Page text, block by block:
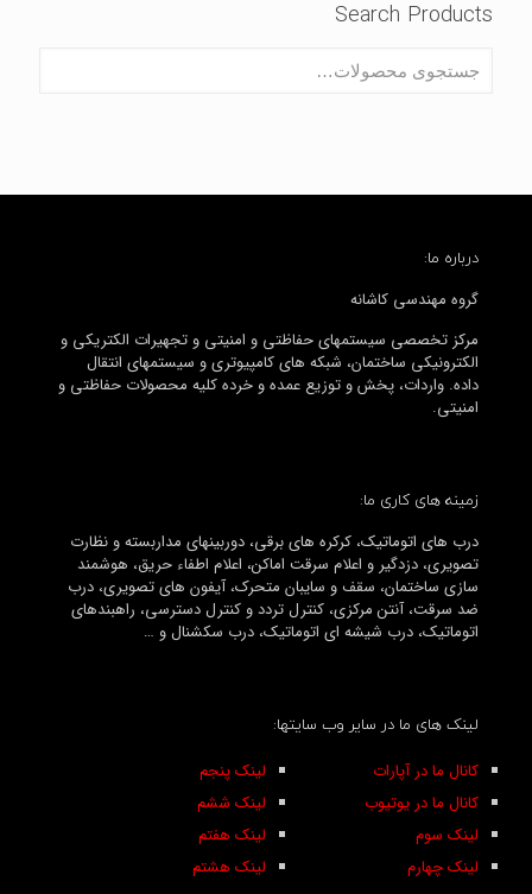
Search Products
درباره ما:
گروه مهندسی کاشانه
مرکز تخصصی سیستمهای حفاظتی و امنیتی و تجهیرات الکتریکی و
الکترونیکی ساختمان، شبکه های کامپیوتری و سیستمهای انتقال
داده. واردات، پخش و توزیع عمده و خرده کلیه محصولات حفاظتی و
امنیتی.
زمینه های کاری ما:
درب های اتوماتیک، کرکره های برقی، دوربینهای مداربسته و نظارت
تصویری، دزدگیر و اعلام سرقت اماکن، اعلام اطفاء حریق، هوشمند
سازی ساختمان، سقف و سایبان متحرک، آیفون های تصویری، درب
ضد سرقت، آنتن مرکزی، کنترل تردد و کنترل دسترسی، راهبندهای
اتوماتیک، درب شیشه ای اتوماتیک، درب سکشنال و …
لینک های ما در سایر وب سایتها:
لینک پنجم
لینک ششم
لینک هفتم
لینک هشتم
کانال ما در آپارات
کانال ما در یوتیوب
لینک سوم
لینک چهارم